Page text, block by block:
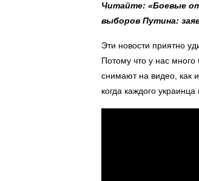
Читайте: «Боевые
выборов Путина:
Эти новости приятно
Потому что у нас
снимают на видео, как
когда каждого